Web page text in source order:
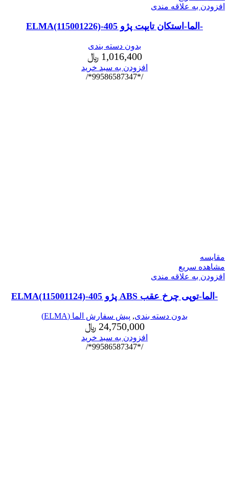
افزودن به علاقه مندی
-الما-استکان تایپت پژو 405-ELMA(115001226)
بدون دسته بندی
1,016,400 ﷼
افزودن به سبد خرید
/*99586587347*/
مقایسه
مشاهده سریع
افزودن به علاقه مندی
-الما-توپی چرخ عقب ABS پژو 405-ELMA(115001124)
بدون دسته بندی, پیش سفارش الما (ELMA)
24,750,000 ﷼
افزودن به سبد خرید
/*99586587347*/